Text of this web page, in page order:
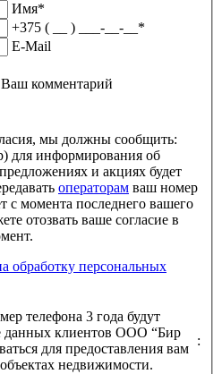
Имя*
+375 ( __ ) ___-__-__ *
E-Mail
Ваш комментарий
мы должны сообщить:
для информирования об
и акциях будет
операторам
с момента последнего вашего
нам. Вы можете отозвать ваше согласие в
3 года будут
для предоставления вам
информации об объектах недвижимости.
: